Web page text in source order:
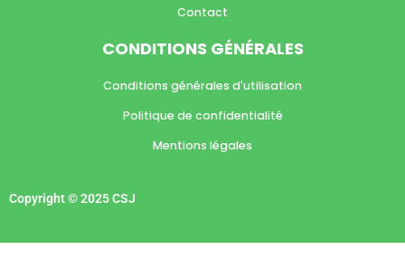
Contact
CONDITIONS GÉNÉRALES
Conditions générales d'utilisation
Politique de confidentialité
Mentions légales
Copyright © 2025 CSJ